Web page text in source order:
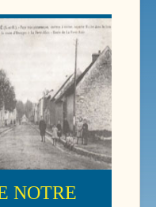
NOTRE